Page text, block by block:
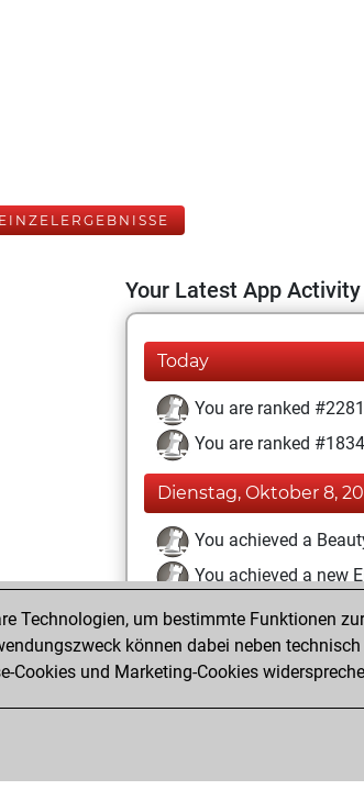
Your Latest App Activity
Today
You are ranked
You are ranked
Dienstag, Oktober 8,
You achieved a
You achieved a new
Dienstag, September
You created your
Technologien, um bestimmte Funktionen
können dabei neben
Cookies und Marketing-Cookies